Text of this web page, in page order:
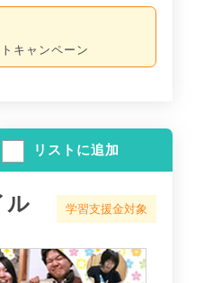
キャンペーン
リストに追加
ル 学習支援金対象